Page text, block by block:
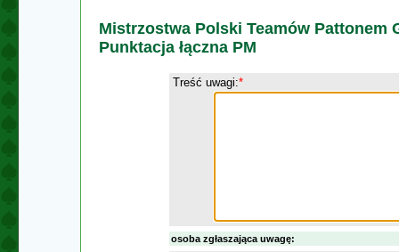
Mistrzostwa Polski Teamów Pattonem
Punktacja łączna PM
Treść uwagi:*
osoba zgłaszająca uwagę: